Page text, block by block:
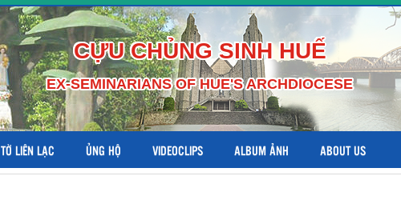
CỰU CHỦNG SINH HUẾ
EX-SEMINARIANS OF HUE'S ARCHDIOCESE
TỜ LIÊN LẠC ỦNG HỘ VIDEOCLIPS ALBUM ẢNH ABOUT US